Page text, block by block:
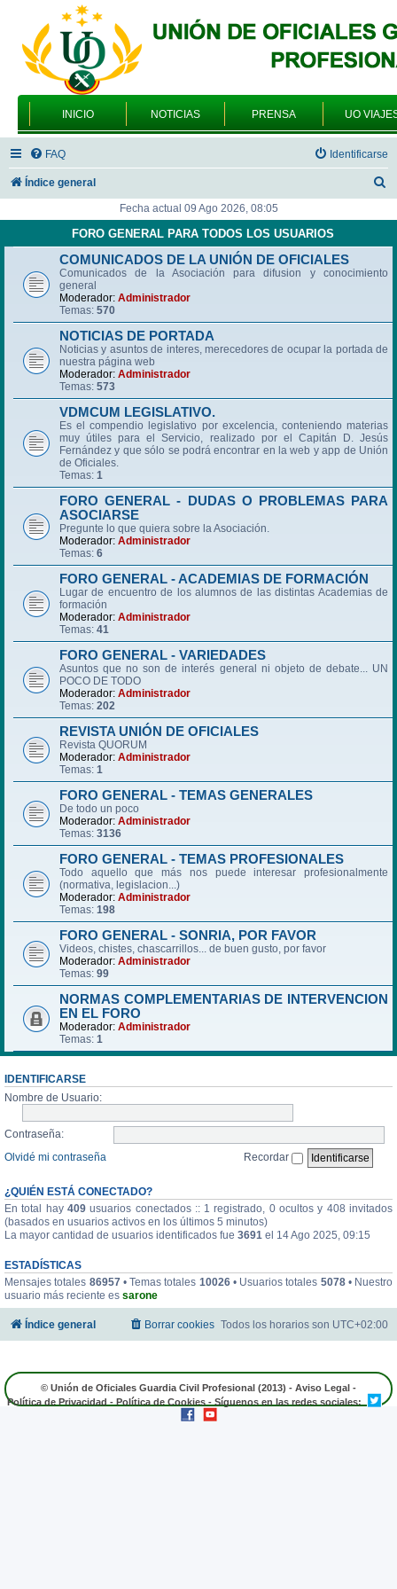
INICIO NOTICIAS PRENSA UO
FAQ Identificarse
Índice general
c
Fecha actual 09 Ago 2026, 08:05
FORO GENERAL PARA TODOS LOS USUARIOS
COMUNICADOS DE LA UNIÓN DE OFICIALES
Comunicados de la Asociación para difusion y conocimiento
general
Moderador: Administrador
Temas: 570
NOTICIAS DE PORTADA
Noticias y asuntos de interes, merecedores de ocupar la portada de
nuestra página web
Moderador: Administrador
Temas: 573
VDMCUM LEGISLATIVO.
Es el compendio legislativo por excelencia, conteniendo materias
muy útiles para el Servicio, realizado por el Capitán D. Jesús
Fernández y que sólo se podrá encontrar en la web y app de Unión
de Oficiales.
Temas: 1
FORO GENERAL - DUDAS O PROBLEMAS PARA
ASOCIARSE
Pregunte lo que quiera sobre la Asociación.
Moderador: Administrador
Temas: 6
FORO GENERAL - ACADEMIAS DE FORMACIÓN
Lugar de encuentro de los alumnos de las distintas Academias de
formación
Moderador: Administrador
Temas: 41
FORO GENERAL - VARIEDADES
Asuntos que no son de interés general ni objeto de debate... UN
POCO DE TODO
Moderador: Administrador
Temas: 202
REVISTA UNIÓN DE OFICIALES
Revista QUORUM
Moderador: Administrador
Temas: 1
FORO GENERAL - TEMAS GENERALES
De todo un poco
Moderador: Administrador
Temas: 3136
FORO GENERAL - TEMAS PROFESIONALES
Todo aquello que más nos puede interesar profesionalmente
(normativa, legislacion...)
Moderador: Administrador
Temas: 198
FORO GENERAL - SONRIA, POR FAVOR
Videos, chistes, chascarrillos... de buen gusto, por favor
Moderador: Administrador
Temas: 99
NORMAS COMPLEMENTARIAS DE INTERVENCION
EN EL FORO
Moderador: Administrador
Temas: 1
IDENTIFICARSE
Nombre de Usuario:
Contraseña:
Olvidé mi contraseña
Recordar
¿QUIÉN ESTÁ CONECTADO?
En total hay 409usuarios conectados :: 1 registrado, 0 ocultos y 408 invitados
(basados en usuarios activos en los últimos 5 minutos)
La mayor cantidad de usuarios identificados fue 3691 el 14 Ago 2025, 09:15
ESTADÍSTICAS
Mensajes totales 86957• Temas totales 10026• Usuarios totales 5078• Nuestro
usuario más reciente es sarone
Índice general Todos los horarios son UTC+02:00
Borrar cookies
© Unión de Oficiales Guardia Civil Profesional (2013) - Aviso Legal -
Política de Privacidad - Política de Cookies - Síguenos en las redes sociales: